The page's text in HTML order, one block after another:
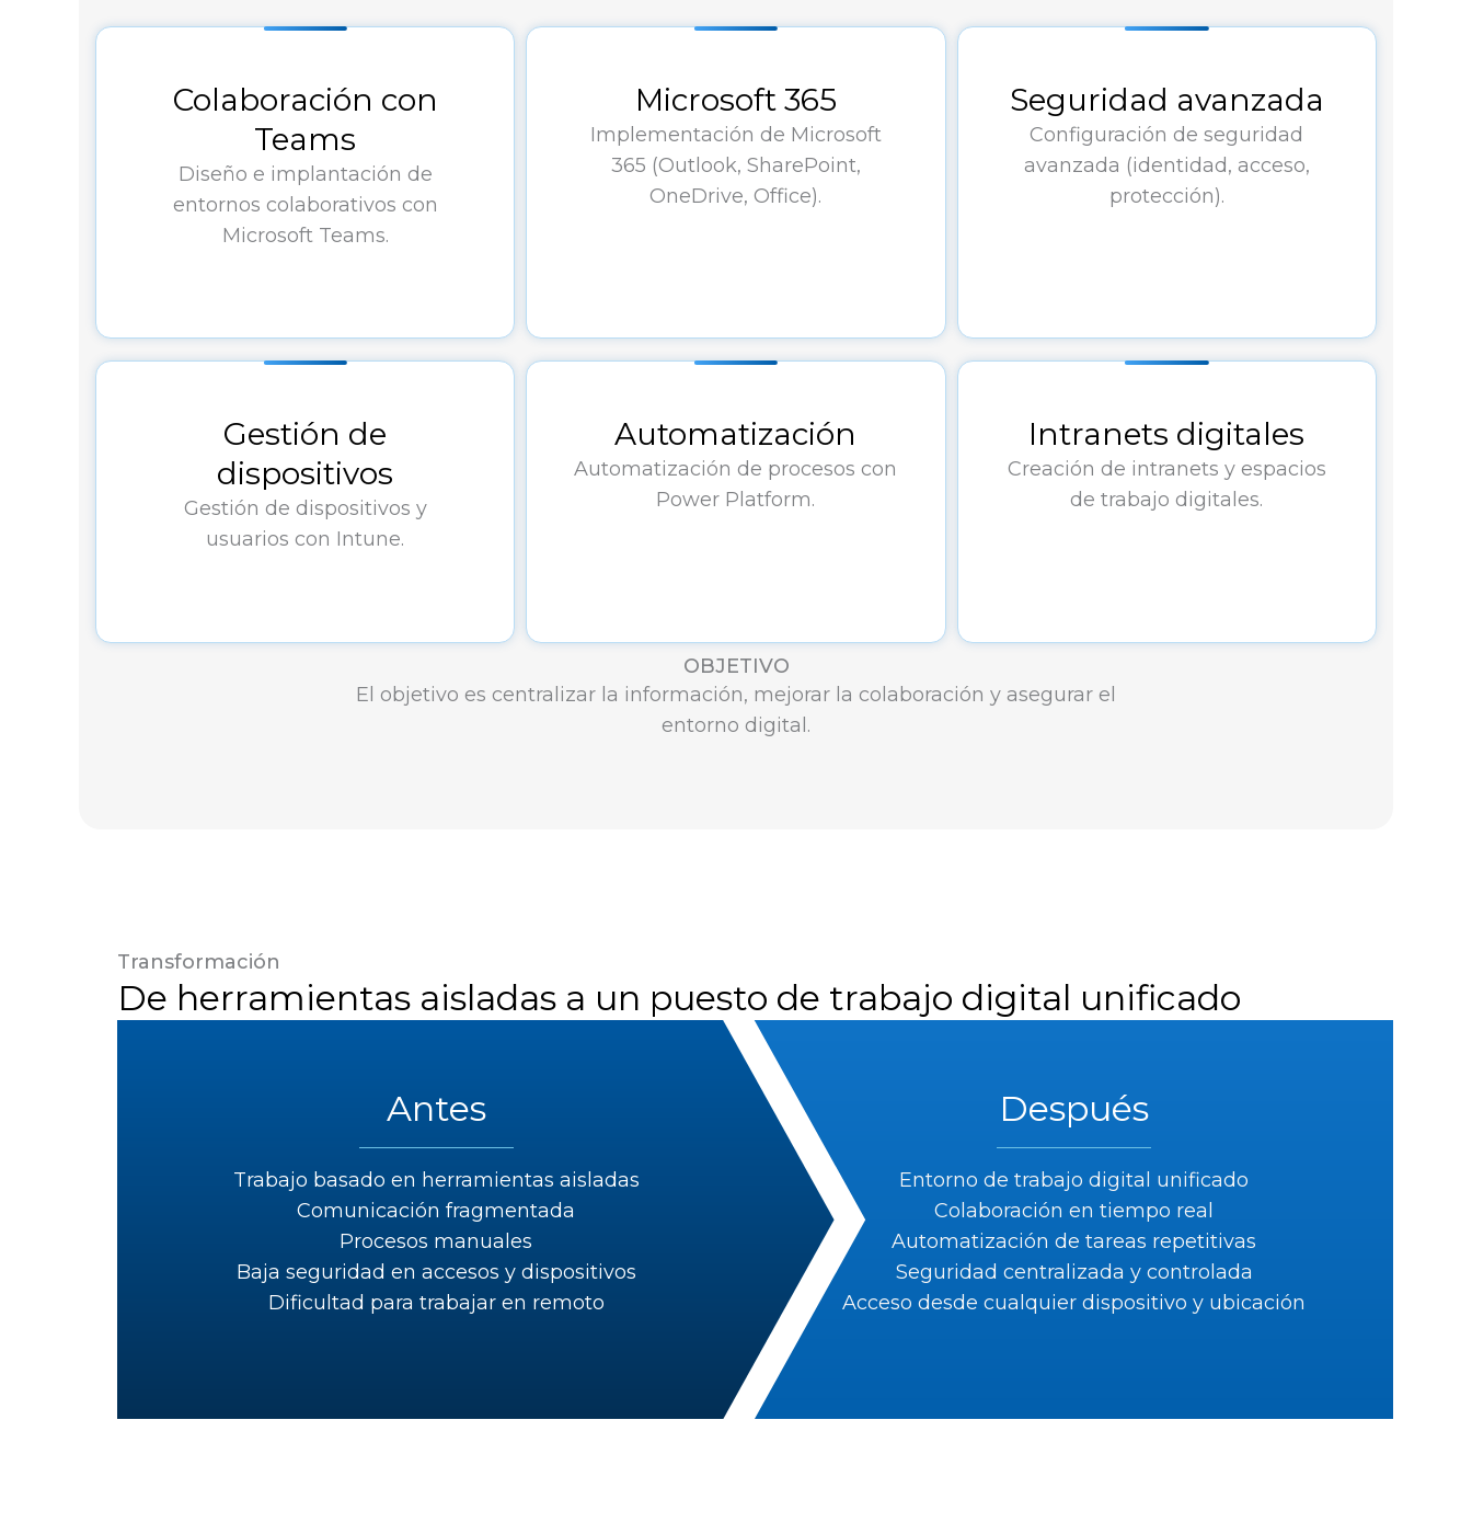
Colaboración con
Teams
Diseño e implantación de
entornos colaborativos con
Microsoft Teams.
Microsoft 365
Implementación de Microsoft
365 (Outlook, SharePoint,
OneDrive, Office).
Seguridad avanzada
Configuración de seguridad
avanzada (identidad, acceso,
protección).
Gestión de
dispositivos
Gestión de dispositivos y
usuarios con Intune.
Automatización
Automatización de procesos con
Power Platform.
Intranets digitales
Creación de intranets y espacios
de trabajo digitales.
OBJETIVO
El objetivo es centralizar la información, mejorar la colaboración y asegurar el
entorno digital.
Transformación
De herramientas aisladas a un puesto de trabajo digital unificado
Antes
Trabajo basado en herramientas aisladas
Comunicación fragmentada
Procesos manuales
Baja seguridad en accesos y dispositivos
Dificultad para trabajar en remoto
Después
Entorno de trabajo digital unificado
Colaboración en tiempo real
Automatización de tareas repetitivas
Seguridad centralizada y controlada
Acceso desde cualquier dispositivo y ubicación